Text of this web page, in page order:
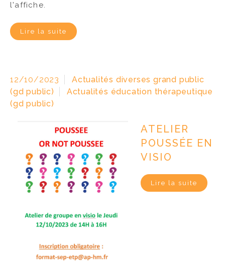
l'affiche.
Lire la suite
12/10/2023
Actualités diverses grand public
(gd public)
Actualités éducation thérapeutique
(gd public)
ATELIER
POUSSÉE EN
VISIO
Lire la suite